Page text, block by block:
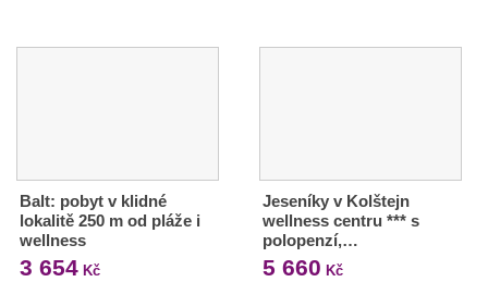
Balt: pobyt v klidné
lokalitě 250 m od pláže i
wellness
3 654 Kč
Jeseníky v Kolštejn
wellness centru *** s
polopenzí,…
5 660 Kč